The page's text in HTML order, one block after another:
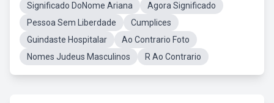
Significado DoNome Ariana
Agora Significado
Pessoa Sem Liberdade
Cumplices
Guindaste Hospitalar
Ao Contrario Foto
Nomes Judeus Masculinos
R Ao Contrario